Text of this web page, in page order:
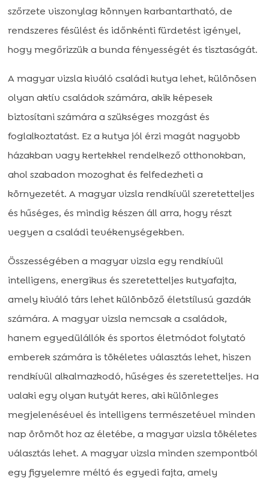
szőrzete viszonylag könnyen karbantartható, de
rendszeres fésülést és időnkénti fürdetést igényel,
hogy megőrizzük a bunda fényességét és tisztaságát.
A magyar vizsla kiváló családi kutya lehet, különösen
olyan aktív családok számára, akik képesek
biztosítani számára a szükséges mozgást és
foglalkoztatást. Ez a kutya jól érzi magát nagyobb
házakban vagy kertekkel rendelkező otthonokban,
ahol szabadon mozoghat és felfedezheti a
környezetét. A magyar vizsla rendkívül szeretetteljes
és hűséges, és mindig készen áll arra, hogy részt
vegyen a családi tevékenységekben.
Összességében a magyar vizsla egy rendkívül
intelligens, energikus és szeretetteljes kutyafajta,
amely kiváló társ lehet különböző életstílusú gazdák
számára. A magyar vizsla nemcsak a családok,
hanem egyedülállók és sportos életmódot folytató
emberek számára is tökéletes választás lehet, hiszen
rendkívül alkalmazkodó, hűséges és szeretetteljes. Ha
valaki egy olyan kutyát keres, aki különleges
megjelenésével és intelligens természetével minden
nap örömöt hoz az életébe, a magyar vizsla tökéletes
választás lehet. A magyar vizsla minden szempontból
egy figyelemre méltó és egyedi fajta, amely